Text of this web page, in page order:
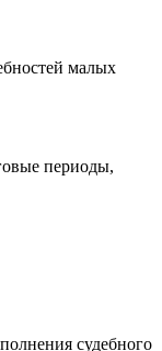
малых
периоды,
судебного